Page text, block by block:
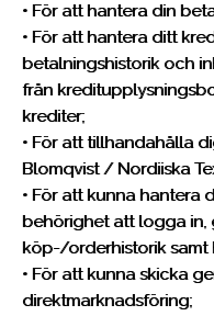
• För att hantera din
• För att hantera ditt
betalningshistorik och
från
krediter;
• För att tillhandahålla
Blomqvist / Nordiiska
• För att kunna hantera
behörighet att logga in,
köp-/orderhistorik samt
• För att kunna skicka
direktmarknadsföring;